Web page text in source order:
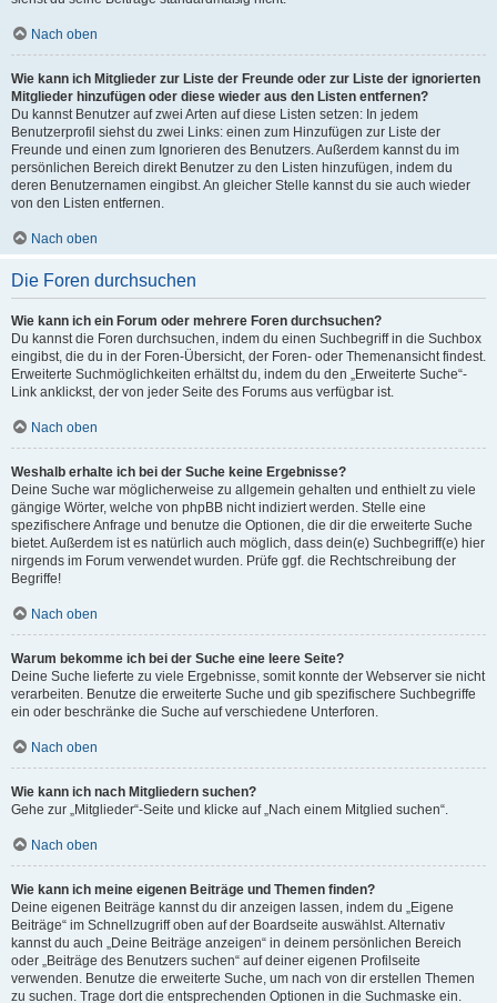
Nach oben
Wie kann ich Mitglieder zur Liste der Freunde oder zur Liste der ignorierten
Mitglieder hinzufügen oder diese wieder aus den Listen entfernen?
Du kannst Benutzer auf zwei Arten auf diese Listen setzen: In jedem
Benutzerprofil siehst du zwei Links: einen zum Hinzufügen zur Liste der
Freunde und einen zum Ignorieren des Benutzers. Außerdem kannst du im
persönlichen Bereich direkt Benutzer zu den Listen hinzufügen, indem du
deren Benutzernamen eingibst. An gleicher Stelle kannst du sie auch wieder
von den Listen entfernen.
Nach oben
Die Foren durchsuchen
Wie kann ich ein Forum oder mehrere Foren durchsuchen?
Du kannst die Foren durchsuchen, indem du einen Suchbegriff in die Suchbox
eingibst, die du in der Foren-Übersicht, der Foren- oder Themenansicht findest.
Erweiterte Suchmöglichkeiten erhältst du, indem du den „Erweiterte Suche“-
Link anklickst, der von jeder Seite des Forums aus verfügbar ist.
Nach oben
Weshalb erhalte ich bei der Suche keine Ergebnisse?
Deine Suche war möglicherweise zu allgemein gehalten und enthielt zu viele
gängige Wörter, welche von phpBB nicht indiziert werden. Stelle eine
spezifischere Anfrage und benutze die Optionen, die dir die erweiterte Suche
bietet. Außerdem ist es natürlich auch möglich, dass dein(e) Suchbegriff(e) hier
nirgends im Forum verwendet wurden. Prüfe ggf. die Rechtschreibung der
Begriffe!
Nach oben
Warum bekomme ich bei der Suche eine leere Seite?
Deine Suche lieferte zu viele Ergebnisse, somit konnte der Webserver sie nicht
verarbeiten. Benutze die erweiterte Suche und gib spezifischere Suchbegriffe
ein oder beschränke die Suche auf verschiedene Unterforen.
Nach oben
Wie kann ich nach Mitgliedern suchen?
Gehe zur „Mitglieder“-Seite und klicke auf „Nach einem Mitglied suchen“.
Nach oben
Wie kann ich meine eigenen Beiträge und Themen finden?
Deine eigenen Beiträge kannst du dir anzeigen lassen, indem du „Eigene
Beiträge“ im Schnellzugriff oben auf der Boardseite auswählst. Alternativ
kannst du auch „Deine Beiträge anzeigen“ in deinem persönlichen Bereich
oder „Beiträge des Benutzers suchen“ auf deiner eigenen Profilseite
verwenden. Benutze die erweiterte Suche, um nach von dir erstellen Themen
zu suchen. Trage dort die entsprechenden Optionen in die Suchmaske ein.